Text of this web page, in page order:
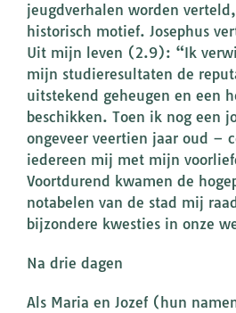
jeugdverhalen worden
historisch motief. Josephus
Uit mijn leven (2.9): “Ik
mijn studieresultaten de
uitstekend geheugen en een
beschikken. Toen ik nog een
ongeveer veertien jaar oud –
iedereen mij met mijn
Voortdurend kwamen de
notabelen van de stad mij
bijzondere kwesties in onze
Na drie dagen
Als Maria en Jozef (hun